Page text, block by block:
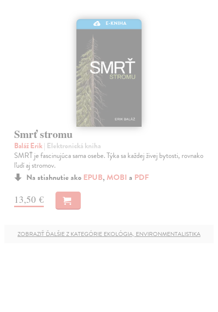
E-KNIHA
Smrť stromu
Baláž Erik| Elektronická kniha
SMRŤ je fascinujúca sama osebe. Týka sa každej živej bytosti, rovnako
ľudí aj stromov.
Na stiahnutie ako EPUB, MOBI a PDF
13,50 €
ZOBRAZIŤ ĎALŠIE Z KATEGÓRIE EKOLÓGIA, ENVIRONMENTALISTIKA